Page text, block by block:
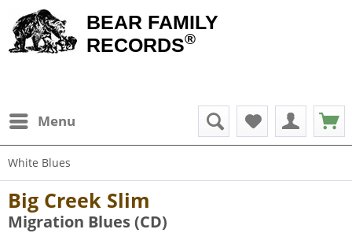
BEAR FAMILY
RECORDS®
Menu
White Blues
Big Creek Slim
Migration Blues (CD)